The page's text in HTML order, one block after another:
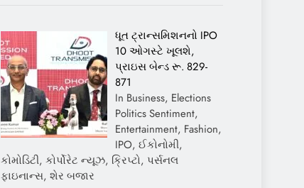
ધૂત ટ્રાન્સમિશનનો IPO
10 ઓગસ્ટે ખૂલશે,
પ્રાઇસ બેન્ડ રૂ. 829-
871
In Business, Elections
Politics Sentiment,
Entertainment, Fashion,
IPO, ઈકોનોમી,
કોમોડિટી, કોર્પોરેટ ન્યૂઝ, ક્રિપ્ટો, પર્સનલ
ફાઇનાન્સ, શેર બજાર